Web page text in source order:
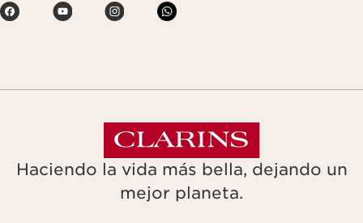
Haciendo la vida más bella, dejando un
mejor planeta.